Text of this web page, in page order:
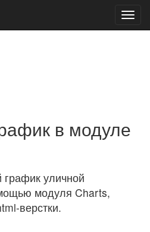
в модуле
уличной
модуля Charts,
верстки.